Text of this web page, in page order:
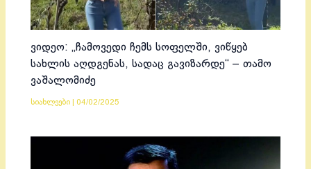
ვიდეო: „ჩამოვედი ჩემს სოფელში, ვიწყებ
სახლის აღდგენას, სადაც გავიზარდე“ – თამო
ვაშალომიძე
სიახლეები 04/02/2025